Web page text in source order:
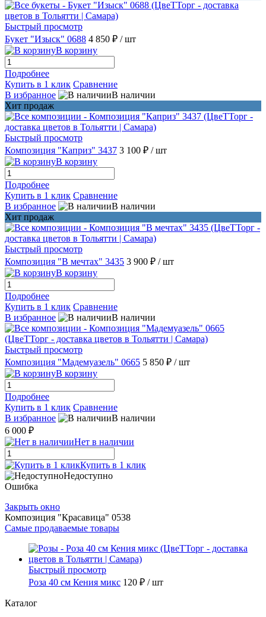
Быстрый просмотр
Букет "Изыск" 0688 4 850 ₽ / шт
В корзину
Подробнее
Купить в 1 клик Сравнение
В избранное
В наличии
Хит продаж
Быстрый просмотр
Композиция "Каприз" 3437 3 100 ₽ / шт
В корзину
Подробнее
Купить в 1 клик Сравнение
В избранное
В наличии
Хит продаж
Быстрый просмотр
Композиция "В мечтах" 3435 3 900 ₽ / шт
В корзину
Подробнее
Купить в 1 клик Сравнение
В избранное
В наличии
Быстрый просмотр
Композиция "Мадемуазель" 0665 5 850 ₽ / шт
В корзину
Подробнее
Купить в 1 клик Сравнение
В избранное
В наличии
6 000 ₽
Нет в наличии
Купить в 1 клик
Недоступно
Ошибка
Закрыть окно
Композиция "Красавица" 0538
Самые продаваемые товары
Быстрый просмотр
Роза 40 см Кения микс 120 ₽ / шт
Каталог